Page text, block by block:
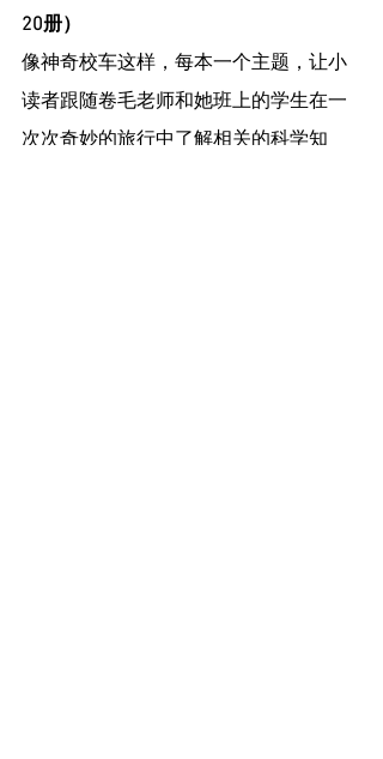
20册）
像神奇校车这样，每本一个主题，让小
读者跟随卷毛老师和她班上的学生在一
次次奇妙的旅行中了解相关的科学知